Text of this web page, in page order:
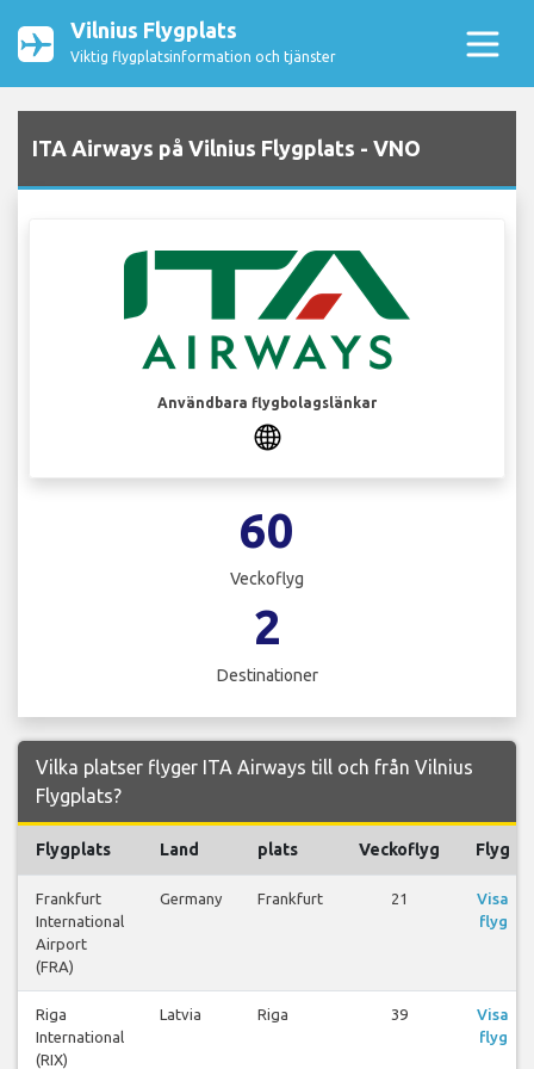
Vilnius Flygplats
Viktig flygplatsinformation och tjänster
ITA Airways på Vilnius Flygplats - VNO
Användbara flygbolagslänkar
60
Veckoflyg
2
Destinationer
Vilka platser flyger ITA Airways till och från Vilnius
Flygplats?
Flygplats Land plats Veckoflyg Flyg
Frankfurt
International
Airport
(FRA)
Germany Frankfurt 21
Visa
flyg
Riga
International
(RIX)
Latvia Riga 39
Visa
flyg